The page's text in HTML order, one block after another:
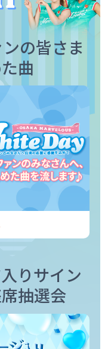
ンの皆さま
曲
りサイン
抽選会